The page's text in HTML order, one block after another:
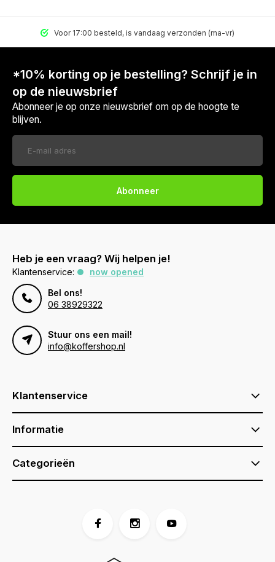
Voor 17:00 besteld, is vandaag verzonden (ma-vr)
*10% korting op je bestelling? Schrijf je in
op de nieuwsbrief
Abonneer je op onze nieuwsbrief om op de hoogte te
blijven.
Abonneer
Heb je een vraag? Wij helpen je!
Klantenservice:
now opened
Bel ons!
06 38929322
Stuur ons een mail!
info@koffershop.nl
Klantenservice
Informatie
Categorieën